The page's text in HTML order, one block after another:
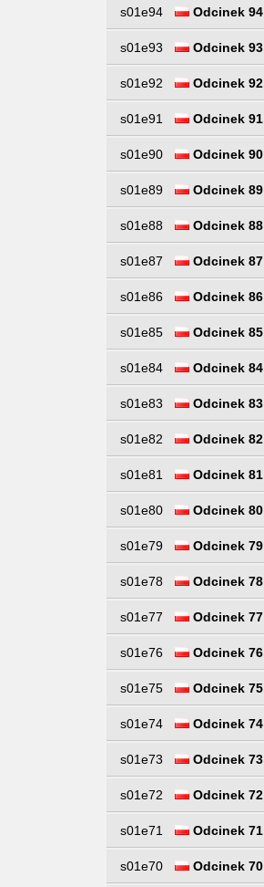
s01e94 Odcinek 94
s01e93 Odcinek 93
s01e92 Odcinek 92
s01e91 Odcinek 91
s01e90 Odcinek 90
s01e89 Odcinek 89
s01e88 Odcinek 88
s01e87 Odcinek 87
s01e86 Odcinek 86
s01e85 Odcinek 85
s01e84 Odcinek 84
s01e83 Odcinek 83
s01e82 Odcinek 82
s01e81 Odcinek 81
s01e80 Odcinek 80
s01e79 Odcinek 79
s01e78 Odcinek 78
s01e77 Odcinek 77
s01e76 Odcinek 76
s01e75 Odcinek 75
s01e74 Odcinek 74
s01e73 Odcinek 73
s01e72 Odcinek 72
s01e71 Odcinek 71
s01e70 Odcinek 70